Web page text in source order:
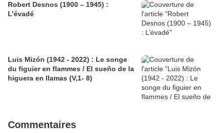
Robert Desnos (1900 – 1945) :
L’évadé
Luis Mizón (1942 - 2022) : Le songe
du figuier en flammes / El sueño de la
higuera en llamas (V,1- 8)
Commentaires